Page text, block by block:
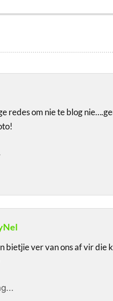
redes om nie te blog
bietjie ver van ons af vir